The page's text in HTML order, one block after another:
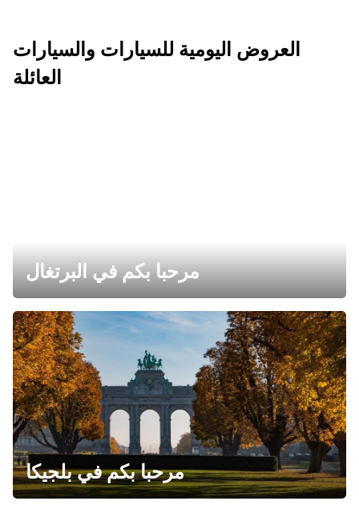
العروض اليومية للسيارات والسيارات
العائلة
مرحبا بكم في البرتغال
مرحبا بكم في بلجيكا